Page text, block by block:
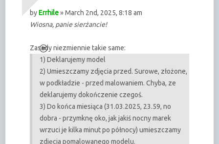
byErrhile» March 2nd, 2025, 8:18 am
Wiosna, panie sierżancie!
Zasady niezmiennie takie same:
1) Deklarujemy model
2) Umieszczamy zdjęcia przed. Surowe, złożone,
w podkładzie - przed malowaniem. Chyba, ze
deklarujemy dokończenie czegoś.
3) Do końca miesiąca (31.03.2025, 23.59, no
dobra - przymknę oko, jak jakiś nocny marek
wrzuci je kilka minut po północy) umieszczamy
zdjęcia pomalowanego modelu.